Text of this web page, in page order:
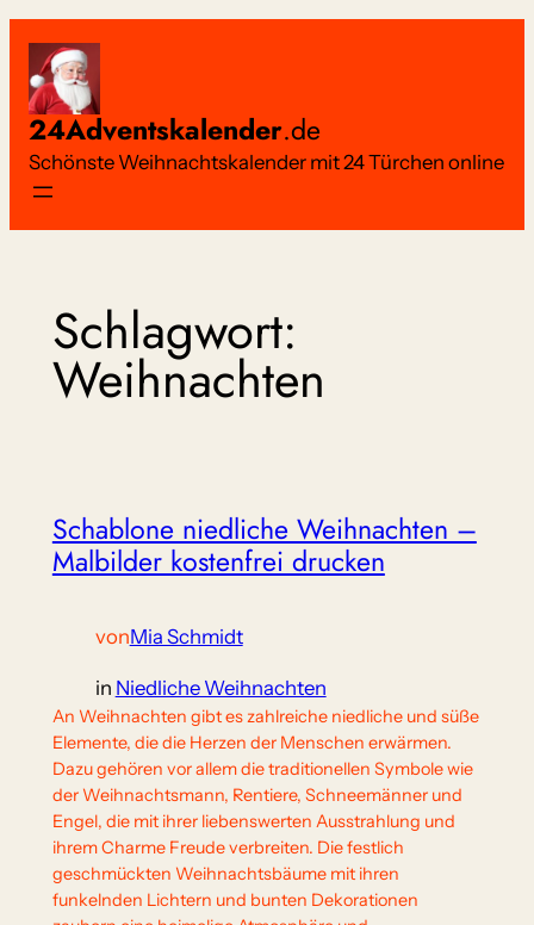
Inhalt
springen
24Adventskalender.de
Schönste Weihnachtskalender mit 24 Türchen online
Schlagwort:
Weihnachten
Schablone niedliche Weihnachten –
Malbilder kostenfrei drucken
vonMia Schmidt
in Niedliche Weihnachten
An Weihnachten gibt es zahlreiche niedliche und süße
Elemente, die die Herzen der Menschen erwärmen.
Dazu gehören vor allem die traditionellen Symbole wie
der Weihnachtsmann, Rentiere, Schneemänner und
Engel, die mit ihrer liebenswerten Ausstrahlung und
ihrem Charme Freude verbreiten. Die festlich
geschmückten Weihnachtsbäume mit ihren
funkelnden Lichtern und bunten Dekorationen